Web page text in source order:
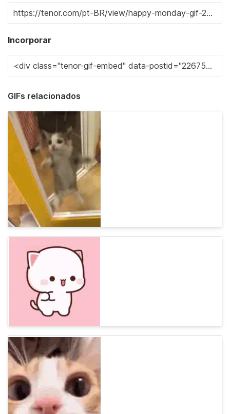
Incorporar
GIFs relacionados